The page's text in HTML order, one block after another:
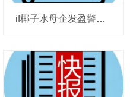
if椰子水母企发盈警，星巴克回应“伙伴券取消”传闻，沃尔玛社区店将开进广州，袁记食品更新招股书，投资超5亿的安徽东鹏饮料项目投产